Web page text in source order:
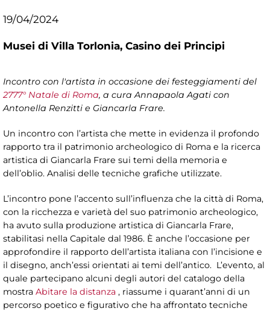
19/04/2024
Musei di Villa Torlonia, Casino dei Principi
Incontro con l'artista in occasione dei festeggiamenti del
2777° Natale di Roma, a cura Annapaola Agati con
Antonella Renzitti e Giancarla Frare.
Un incontro con l’artista che mette in evidenza il profondo
rapporto tra il patrimonio archeologico di Roma e la ricerca
artistica di Giancarla Frare sui temi della memoria e
dell’oblio. Analisi delle tecniche grafiche utilizzate.
L’incontro pone l’accento sull’influenza che la città di Roma,
con la ricchezza e varietà del suo patrimonio archeologico,
ha avuto sulla produzione artistica di Giancarla Frare,
stabilitasi nella Capitale dal 1986. È anche l’occasione per
approfondire il rapporto dell’artista italiana con l’incisione e
il disegno, anch’essi orientati ai temi dell’antico. L’evento, al
quale partecipano alcuni degli autori del catalogo della
mostra Abitare la distanza , riassume i quarant’anni di un
percorso poetico e figurativo che ha affrontato tecniche